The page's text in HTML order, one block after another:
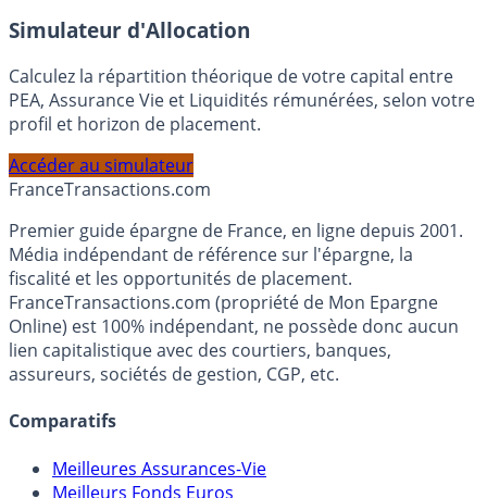
En savoir plus
Simulateur d'Allocation
Calculez la répartition théorique de votre capital entre
profil et horizon de placement.
FranceTransactions.com
Premier guide épargne de France, en ligne depuis 2001.
Média indépendant de référence sur l'épargne, la
fiscalité et les opportunités de placement.
FranceTransactions.com (propriété de Mon Epargne
Online) est 100% indépendant, ne possède donc aucun
assureurs, sociétés de gestion, CGP, etc.
Comparatifs